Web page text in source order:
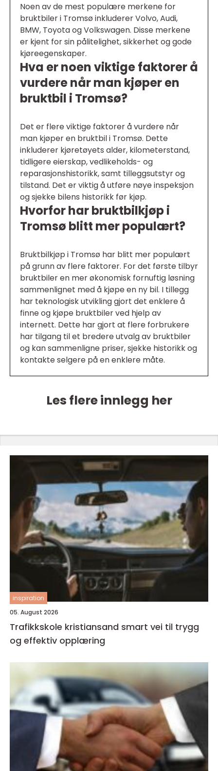
Noen av de mest populære merkene for
bruktbiler i Tromsø inkluderer Volvo, Audi,
BMW, Toyota og Volkswagen. Disse merkene
er kjent for sin pålitelighet, sikkerhet og gode
kjøreegenskaper.
Hva er noen viktige faktorer å
vurdere når man kjøper en
bruktbil i Tromsø?
Det er flere viktige faktorer å vurdere når
man kjøper en bruktbil i Tromsø. Dette
inkluderer kjøretøyets alder, kilometerstand,
tidligere eierskap, vedlikeholds- og
reparasjonshistorikk, samt tilleggsutstyr og
tilstand. Det er viktig å utføre nøye inspeksjon
og sjekke bilens historikk før kjøp.
Hvorfor har bruktbilkjøp i
Tromsø blitt mer populært?
Bruktbilkjøp i Tromsø har blitt mer populært
på grunn av flere faktorer. For det første tilbyr
bruktbiler en mer økonomisk fornuftig løsning
sammenlignet med å kjøpe en ny bil. I tillegg
har teknologisk utvikling gjort det enklere å
finne og kjøpe bruktbiler ved hjelp av
internett. Dette har gjort at flere forbrukere
har tilgang til et bredere utvalg av bruktbiler
og kan sammenligne priser, sjekke historikk og
kontakte selgere på en enklere måte.
Les flere innlegg her
inspiration
05. August 2026
Trafikkskole kristiansand smart vei til trygg
og effektiv opplæring